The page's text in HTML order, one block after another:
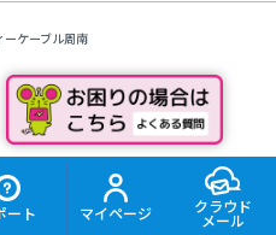
ート マイページ クラウド
メール
ケーブル周南